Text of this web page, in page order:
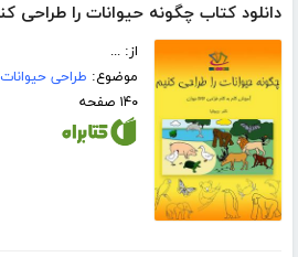
دانلود کتاب چگونه حیوانات را طراحی
از: ...
موضوع: طراحی حیوانات
۱۴۰ صفحه